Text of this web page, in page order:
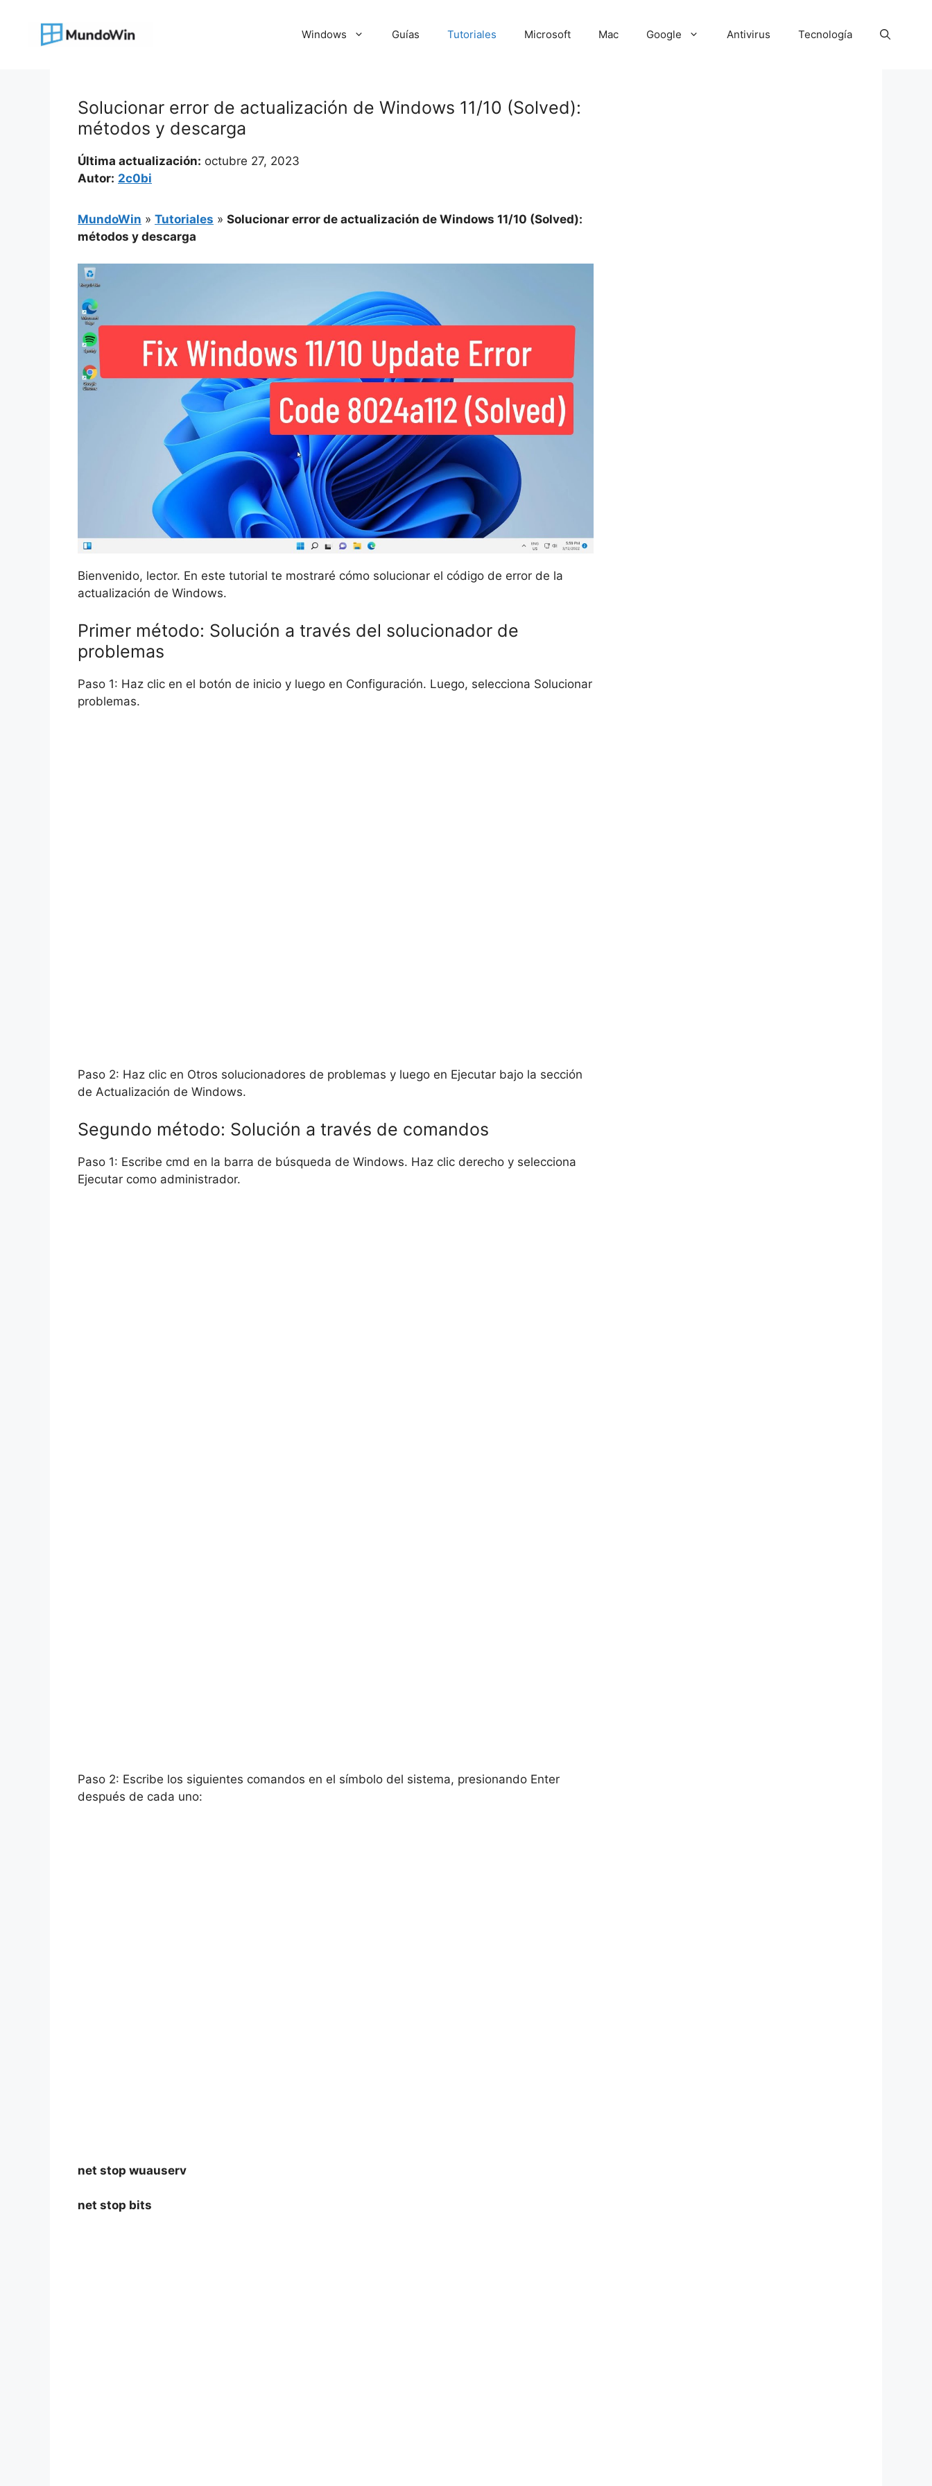
contenido
Windows Guías Tutoriales Microsoft Mac Google Antivirus Tecnología
Solucionar error de actualización de Windows 11/10 (Solved):
métodos y descarga
Última actualización: octubre 27, 2023
Autor: 2c0bi
MundoWin » Tutoriales » Solucionar error de actualización de Windows 11/10 (Solved):
métodos y descarga
Bienvenido, lector. En este tutorial te mostraré cómo solucionar el código de error de la
actualización de Windows.
Primer método: Solución a través del solucionador de
problemas
Paso 1: Haz clic en el botón de inicio y luego en Configuración. Luego, selecciona Solucionar
problemas.
Paso 2: Haz clic en Otros solucionadores de problemas y luego en Ejecutar bajo la sección
de Actualización de Windows.
Segundo método: Solución a través de comandos
Paso 1: Escribe cmd en la barra de búsqueda de Windows. Haz clic derecho y selecciona
Ejecutar como administrador.
Paso 2: Escribe los siguientes comandos en el símbolo del sistema, presionando Enter
después de cada uno:
net stop wuauserv
net stop bits